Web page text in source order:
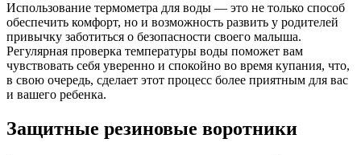
Использование термометра для воды — это не только способ
обеспечить комфорт, но и возможность развить у родителей
привычку заботиться о безопасности своего малыша.
Регулярная проверка температуры воды поможет вам
чувствовать себя уверенно и спокойно во время купания, что,
в свою очередь, сделает этот процесс более приятным для вас
и вашего ребенка.
Защитные резиновые воротники